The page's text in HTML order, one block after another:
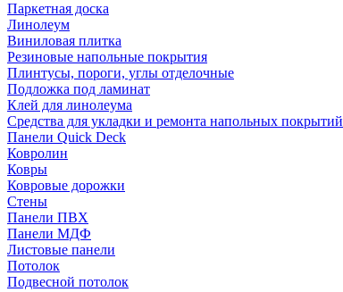
Паркетная доска
Линолеум
Виниловая плитка
Резиновые напольные покрытия
Плинтусы, пороги, углы отделочные
Подложка под ламинат
Клей для линолеума
Средства для укладки и ремонта напольных покрытий
Панели Quick Deck
Ковролин
Ковры
Ковровые дорожки
Стены
Панели ПВХ
Панели МДФ
Листовые панели
Потолок
Подвесной потолок